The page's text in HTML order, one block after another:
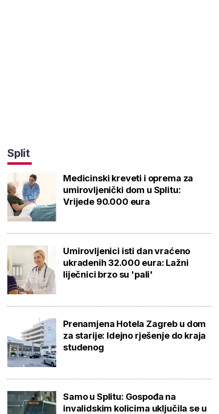
Split
Medicinski kreveti i oprema za
umirovljenički dom u Splitu:
Vrijede 90.000 eura
Umirovljenici isti dan vraćeno
ukradenih 32.000 eura: Lažni
liječnici brzo su 'pali'
Prenamjena Hotela Zagreb u dom
za starije: Idejno rješenje do kraja
studenog
Samo u Splitu: Gospođa na
invalidskim kolicima uključila se u